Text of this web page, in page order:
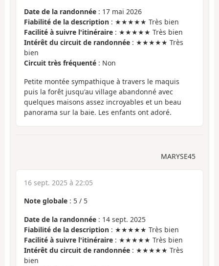
Date de la randonnée : 17 mai 2026
Fiabilité de la description : ★★★★★ Très bien
Facilité à suivre l'itinéraire : ★★★★★ Très bien
Intérêt du circuit de randonnée : ★★★★★ Très
bien
Circuit très fréquenté : Non
Petite montée sympathique à travers le maquis
puis la forêt jusqu'au village abandonné avec
quelques maisons assez incroyables et un beau
panorama sur la baie. Les enfants ont adoré.
MARYSE45
16 sept. 2025 à 22:05
Note globale : 5 / 5
Date de la randonnée : 14 sept. 2025
Fiabilité de la description : ★★★★★ Très bien
Facilité à suivre l'itinéraire : ★★★★★ Très bien
Intérêt du circuit de randonnée : ★★★★★ Très
bien